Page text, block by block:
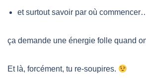
et surtout savoir par où
ça demande une énergie folle quand
Et là, forcément, tu re-soupires.